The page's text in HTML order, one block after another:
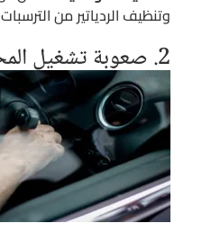
وتنظيف الردياتير من الترسبات
2. صعوبة تشغيل المحرك